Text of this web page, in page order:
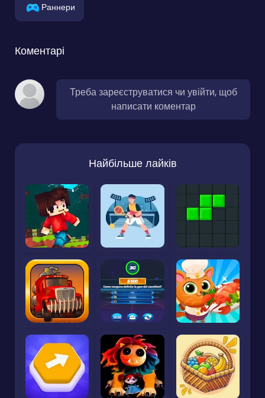
Раннери
Коментарі
Треба зареєструватися чи увійти, щоб
написати коментар
Найбільше лайків